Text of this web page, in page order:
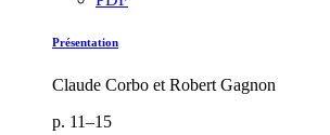
Présentation
Claude Corbo et Robert Gagnon
p. 11–15